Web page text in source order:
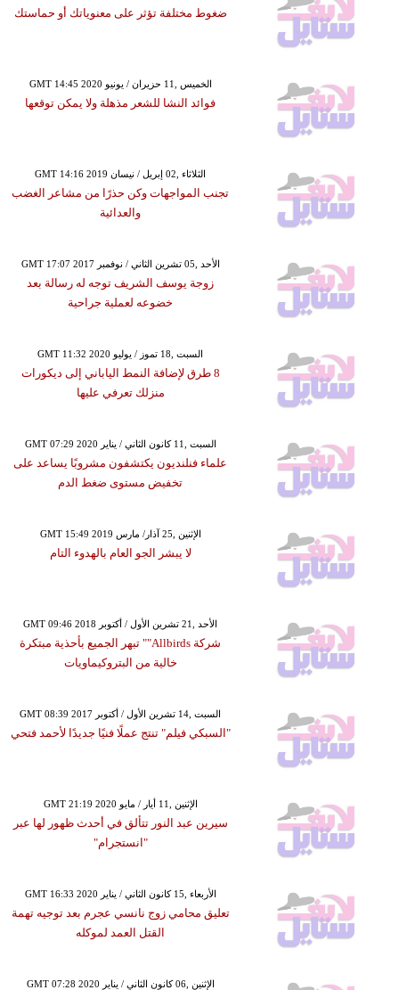
ضغوط مختلفة تؤثر على معنوياتك أو حماستك
GMT 14:45 2020 الخميس ,11 حزيران / يونيو
فوائد النشا للشعر مذهلة ولا يمكن توقعها
GMT 14:16 2019 الثلاثاء ,02 إبريل / نيسان
تجنب المواجهات وكن حذرًا من مشاعر الغضب
والعدائية
GMT 17:07 2017 الأحد ,05 تشرين الثاني / نوفمبر
زوجة يوسف الشريف توجه له رسالة بعد
خضوعه لعملية جراحية
GMT 11:32 2020 السبت ,18 تموز / يوليو
8 طرق لإضافة النمط الياباني إلى ديكورات
منزلك تعرفي عليها
GMT 07:29 2020 السبت ,11 كانون الثاني / يناير
علماء فنلنديون يكتشفون مشروبًا يساعد على
تخفيض مستوى ضغط الدم
GMT 15:49 2019 الإثنين ,25 آذار/ مارس
لا يبشر الجو العام بالهدوء التام
GMT 09:46 2018 الأحد ,21 تشرين الأول / أكتوبر
شركة Allbirds"" تبهر الجميع بأحذية مبتكرة
خالية من البتروكيماويات
GMT 08:39 2017 السبت ,14 تشرين الأول / أكتوبر
"السبكي فيلم" تنتج عملًا فنيًا جديدًا لأحمد فتحي
GMT 21:19 2020 الإثنين ,11 أيار / مايو
سيرين عبد النور تتألق في أحدث ظهور لها عبر
"انستجرام"
GMT 16:33 2020 الأربعاء ,15 كانون الثاني / يناير
تعليق محامي زوج نانسي عجرم بعد توجيه تهمة
القتل العمد لموكله
GMT 07:28 2020 الإثنين ,06 كانون الثاني / يناير